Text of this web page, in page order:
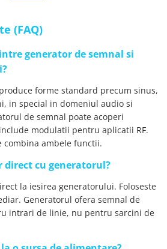
(FAQ)
generator de semnal si
forme standard precum sinus,
in special in domeniul audio si
de semnal poate acoperi
modulatii pentru aplicatii RF.
combina ambele functii.
direct cu generatorul?
la iesirea generatorului. Foloseste
Generatorul ofera semnal de
intrari de linie, nu pentru sarcini de